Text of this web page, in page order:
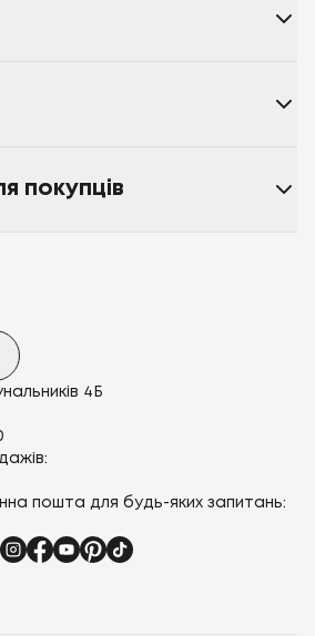
покупців
4Б
пошта для будь-яких запитань: